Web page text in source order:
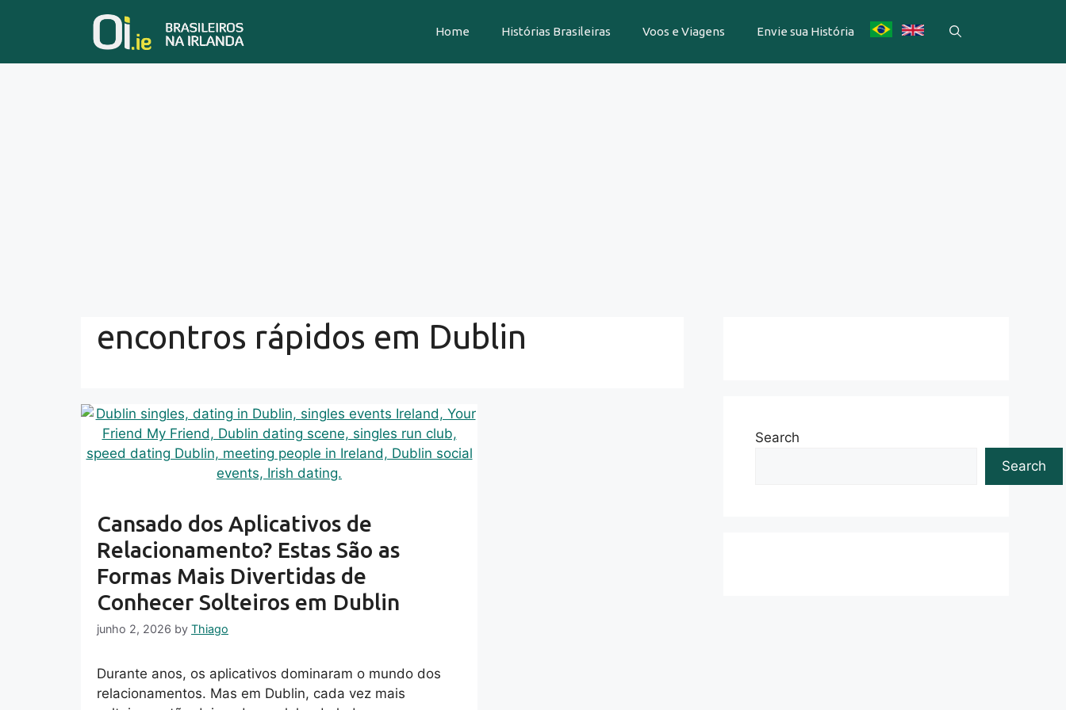
Home Histórias Brasileiras Voos e Viagens Envie sua História
encontros rápidos em Dublin
Cansado dos Aplicativos de
Relacionamento? Estas São as
Formas Mais Divertidas de
Conhecer Solteiros em Dublin
junho 2, 2026 by Thiago
Durante anos, os aplicativos dominaram o mundo dos
relacionamentos. Mas em Dublin, cada vez mais
Search
Search